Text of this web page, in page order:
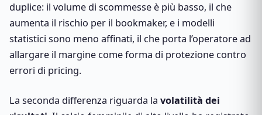
duplice: il volume di scommesse è più basso, il che
aumenta il rischio per il bookmaker, e i modelli
statistici sono meno affinati, il che porta l’operatore ad
allargare il margine come forma di protezione contro
errori di pricing.
La seconda differenza riguarda la volatilità dei